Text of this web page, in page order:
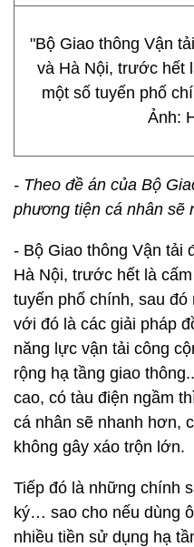
"Bộ Giao thông Vận
và Hà Nội, trước hết
một số tuyến phố
Ảnh:
- Theo đề án của Bộ
phương tiện cá nhân sẽ
- Bộ Giao thông Vận tải
Hà Nội, trước hết là
tuyến phố chính, sau
với đó là các giải pháp
năng lực vận tải công
rộng hạ tầng giao
cao, có tàu điện ngầm
cá nhân sẽ nhanh hơn,
không gây xáo trộn lớn.
Tiếp đó là những chính
ký… sao cho nếu dùng
nhiều tiền sử dụng hạ